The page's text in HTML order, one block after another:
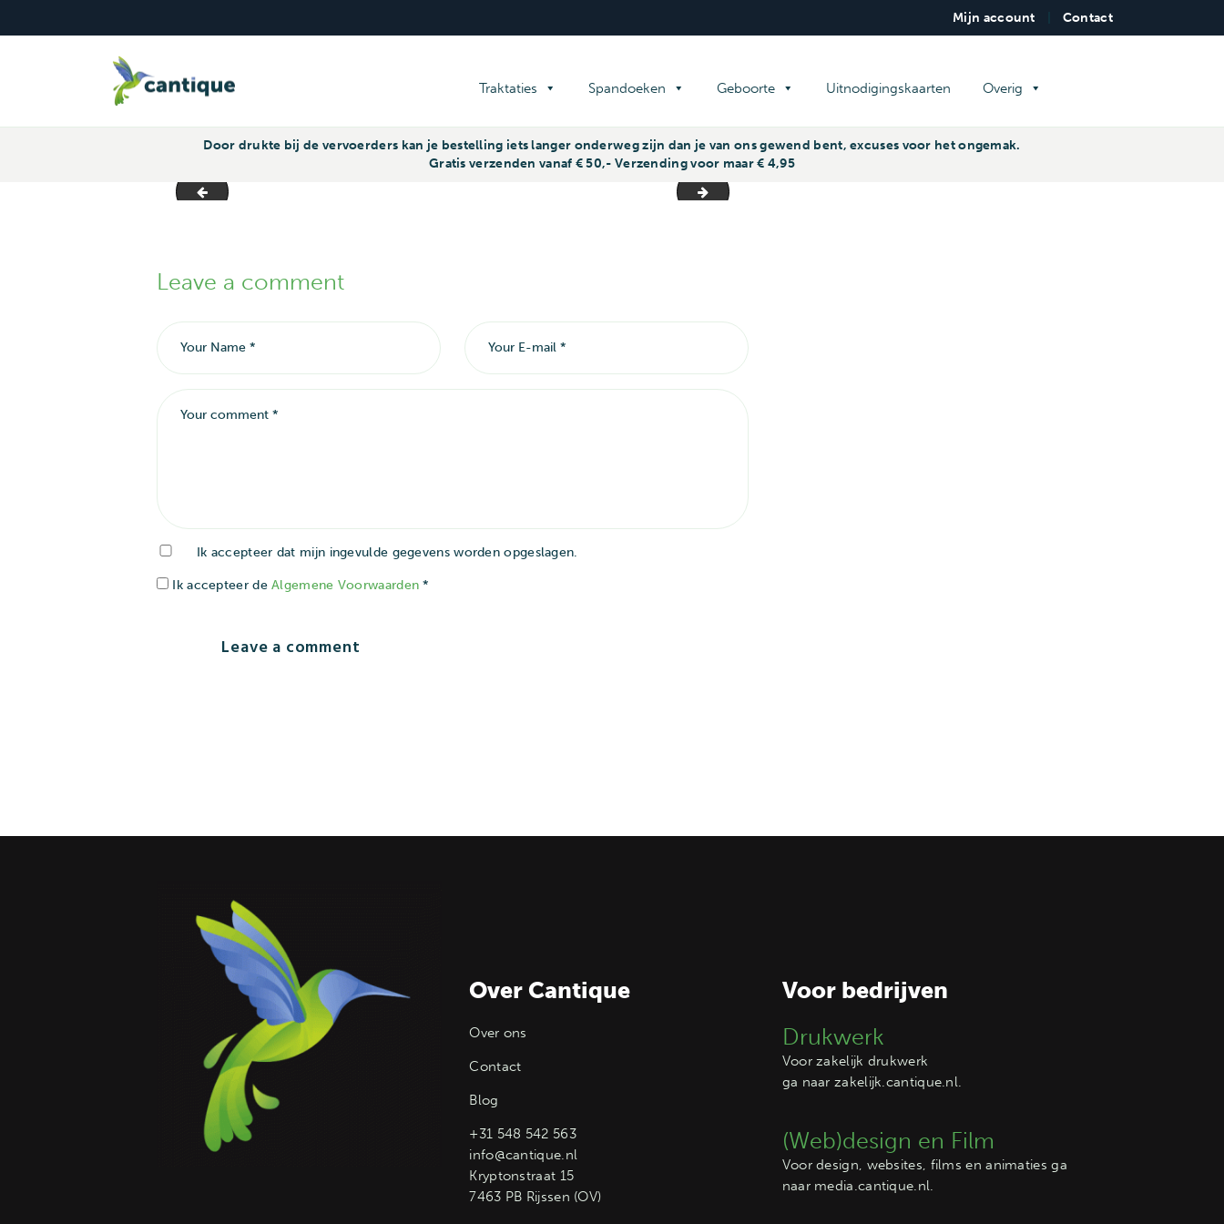
Mijn account Contact
Traktaties Spandoeken Geboorte Uitnodigingskaarten Overig
Door drukte bij de vervoerders kan je bestelling iets langer onderweg zijn dan je van ons gewend bent, excuses voor het ongemak.
Gratis verzenden vanaf € 50,- Verzending voor maar € 4,95
Familiedrukwerk
Traktaties Spandoeken Geboorte Uitnodigingskaarten Overig
foto's slider2 foto's slider4
Leave a comment
Ik accepteer dat mijn ingevulde gegevens worden opgeslagen.
Ik accepteer deAlgemene Voorwaarden *
Over Cantique
Over ons
Contact
Blog
+31 548 542 563
info@cantique.nl
Kryptonstraat 15
7463 PB Rijssen (OV)
Voor bedrijven
Drukwerk
Voor zakelijk drukwerk
ga naarzakelijk.cantique.nl.
(Web)design en Film
Voor design, websites, films en animaties ga
naar media.cantique.nl.